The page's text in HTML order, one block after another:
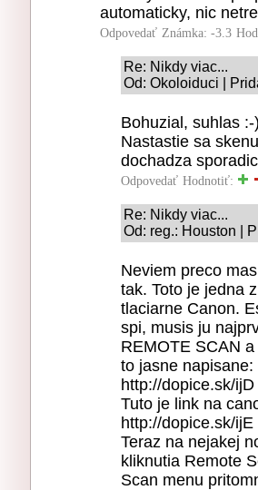
automaticky, nic
Odpovedať Známka: -3.3
Re: Nikdy viac...
Od: Okoloiduci |
Bohuzial, suhlas :-
Nastastie sa
dochadza
Odpovedať Hodnotiť:
Re: Nikdy viac...
Od: reg.: Houston |
Neviem preco
tak. Toto je jedna
tlaciarne Canon.
spi, musis ju
REMOTE SCAN
to jasne napisane:
http://dopice.sk/ijD
Tuto je link na
http://dopice.sk/ijE
Teraz na nejakej
kliknutia Remote
Scan menu